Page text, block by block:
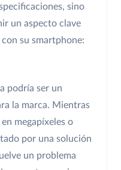
sino
un aspecto clave
su smartphone:
podría ser un
la marca. Mientras
megapíxeles o
por una solución
un problema